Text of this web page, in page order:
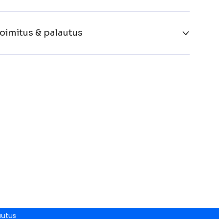
& palautus